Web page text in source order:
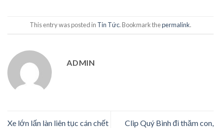
This entry was posted in Tin Tức. Bookmark thepermalink.
ADMIN
Xe lớn lấn làn liên tục cán chết
Clip Quý Bình đi thăm con,